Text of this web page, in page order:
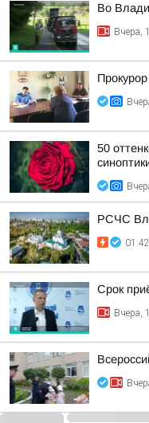
Во
Вчера,
50
РСЧС
01:42
Срок
Вчера,